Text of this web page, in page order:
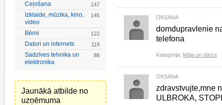
Ceļošana 147
Izklaide, mūzika, kino,
video
145
Bērni 122
Datori un internets 119
Sadzīves tehnika un
elektronika
88
Jaunākā atbilde no
uzņēmuma
OKSANA
domdupravlenie
telefona
Kategorija: Māja un dārzs
OKSANA
zdravstvujte,mne
ULBROKA,